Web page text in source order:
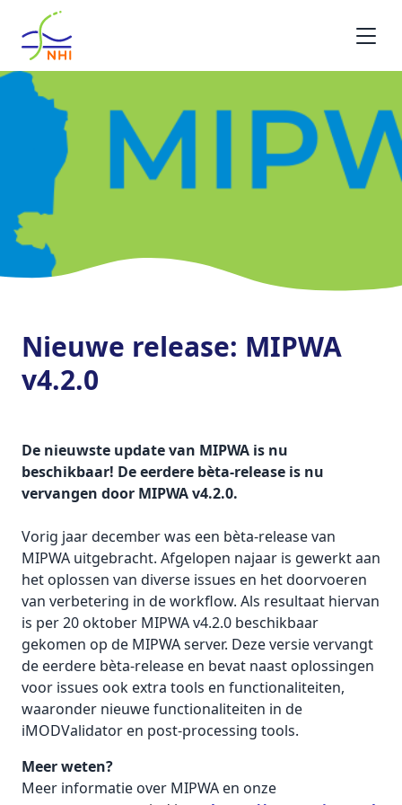
Homepage
Nieuwe release: MIPWA
v4.2.0
De nieuwste update van MIPWA is nu
beschikbaar! De eerdere bèta-release is nu
vervangen door MIPWA v4.2.0.
Vorig jaar december was een bèta-release van
MIPWA uitgebracht. Afgelopen najaar is gewerkt aan
het oplossen van diverse issues en het doorvoeren
van verbetering in de workflow. Als resultaat hiervan
is per 20 oktober MIPWA v4.2.0 beschikbaar
gekomen op de MIPWA server. Deze versie vervangt
de eerdere bèta-release en bevat naast oplossingen
voor issues ook extra tools en functionaliteiten,
waaronder nieuwe functionaliteiten in de
iMODValidator en post-processing tools.
Meer weten?
Meer informatie over MIPWA en onze